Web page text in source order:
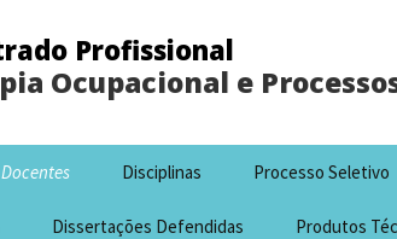
Profissional
Ocupacional e
Docentes Disciplinas Processo Seletivo
Dissertações Defendidas Produtos